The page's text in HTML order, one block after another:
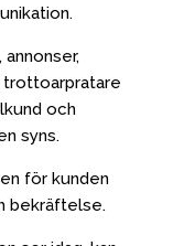
trottoarpratare
och
syns.
för kunden
bekräftelse.